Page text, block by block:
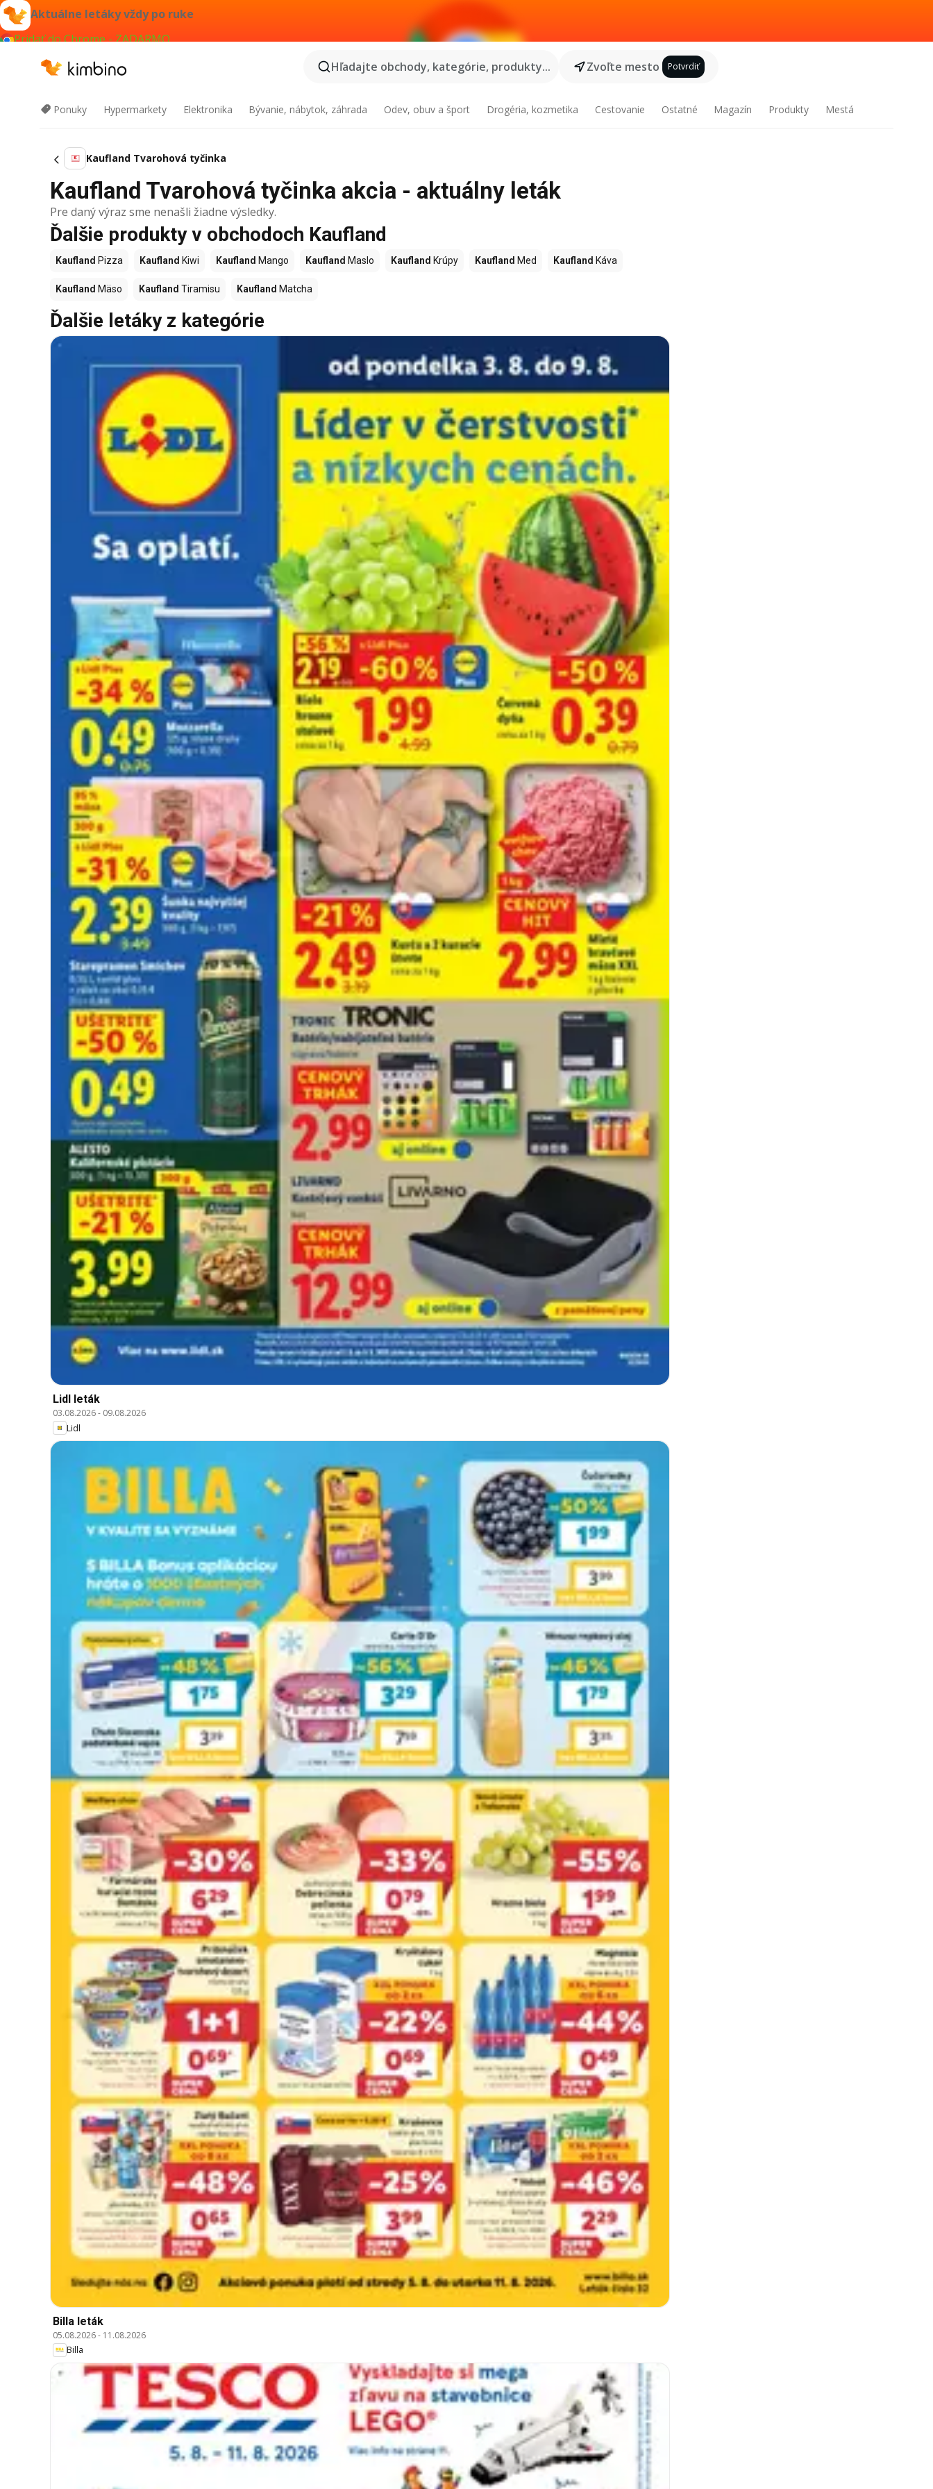
Aktuálne letáky vždy po ruke
Pridať do Chrome - ZADARMO
Hľadajte obchody, kategórie, produkty...
Zvoľte mesto Potvrdiť
Ponuky Hypermarkety Elektronika Bývanie, nábytok, záhrada Odev, obuv a šport Drogéria, kozmetika Cestovanie Ostatné Magazín Produkty Mestá
Kaufland Tvarohová tyčinka
Kaufland Tvarohová tyčinka akcia - aktuálny leták
Pre daný výraz sme nenašli žiadne výsledky.
Ďalšie produkty v obchodoch Kaufland
Kaufland Pizza Kaufland Kiwi Kaufland Mango Kaufland Maslo Kaufland Krúpy Kaufland Med Kaufland Káva
Kaufland Mäso Kaufland Tiramisu Kaufland Matcha
Ďalšie letáky z kategórie
Lidl leták
03.08.2026- 09.08.2026
Lidl
Billa leták
05.08.2026- 11.08.2026
Billa